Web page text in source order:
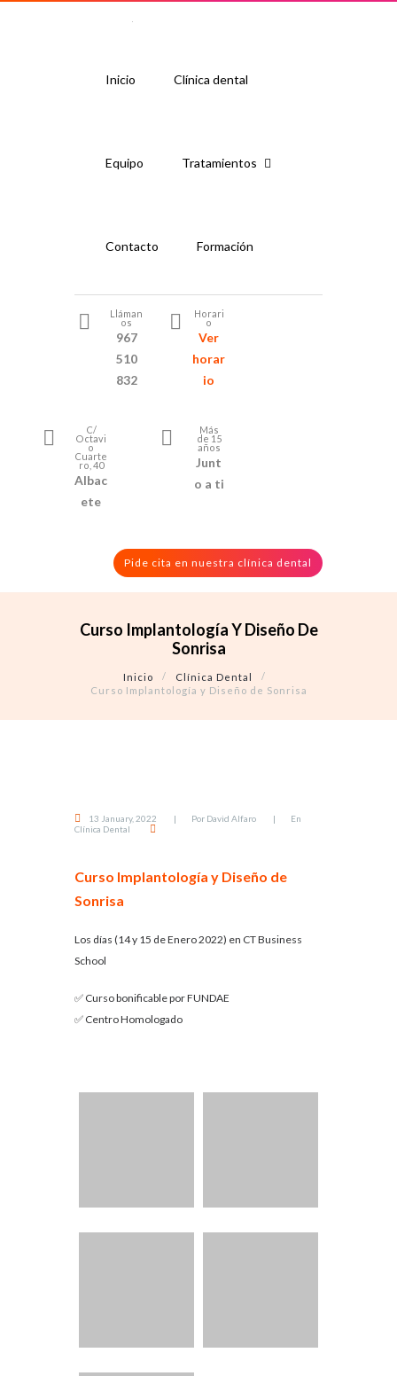
Inicio Clínica dental
Equipo Tratamientos
Contacto Formación
Lláman
os
967
510
832
Horari
o
Ver
horar
io
C/
Octavi
o
Cuarte
ro, 40
Albac
ete
Más
de 15
años
Junt
o a ti
Pide cita en nuestra clínica dental
Curso Implantología Y Diseño De
Sonrisa
Inicio
Clínica Dental
Curso Implantología y Diseño de Sonrisa
13 January, 2022 Por David Alfaro
En
Clínica Dental
Curso Implantología y Diseño de
Sonrisa
Los días (14 y 15 de Enero 2022) en CT Business
School
✅ Curso bonificable por FUNDAE
✅ Centro Homologado